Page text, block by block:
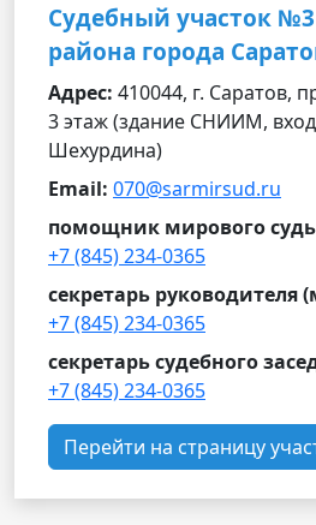
Судебный участок
района города
Адрес: 410044, г. Саратов,
3 этаж (здание СНИИМ,
Шехурдина)
Email: 070@sarmirsud.ru
помощник мирового
+7 (845) 234-0365
секретарь руководителя
+7 (845) 234-0365
секретарь судебного
+7 (845) 234-0365
Перейти на страницу